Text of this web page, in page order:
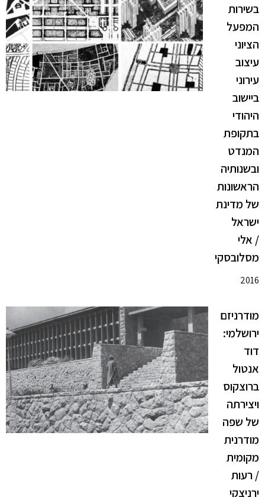
בשירות
המפעל
הציוני
עיצוב
עירוני
ביישוב
היהודי
בתקופת
המנדט
ובשנותיה
הראשונות
של מדינת
ישראל
/ אלי
מסלובסקי
2016
מודרניזם
ירושלמי:
דוד
אנטול
ברוצקוס
ויצירתה
של שפה
מודרנית
מקומית
/ רעות
ירניצקי